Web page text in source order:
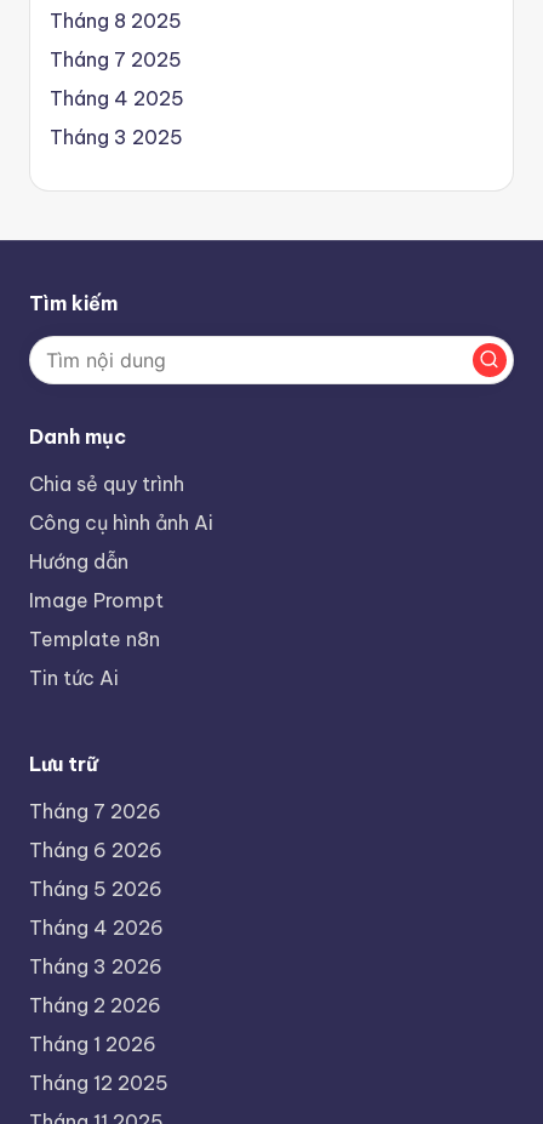
Tháng 8 2025
Tháng 7 2025
Tháng 4 2025
Tháng 3 2025
Tìm kiếm
Danh mục
Chia sẻ quy trình
Công cụ hình ảnh Ai
Hướng dẫn
Image Prompt
Template n8n
Tin tức Ai
Lưu trữ
Tháng 7 2026
Tháng 6 2026
Tháng 5 2026
Tháng 4 2026
Tháng 3 2026
Tháng 2 2026
Tháng 1 2026
Tháng 12 2025